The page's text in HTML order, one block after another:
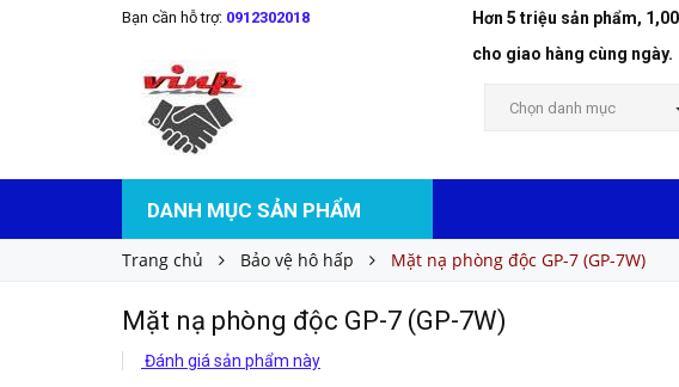
Bạn cần hỗ trợ: 0912302018
Hơn 5 triệu sản phẩm,
cho giao hàng cùng ngày.
Chọn danh mục
DANH MỤC SẢN PHẨM
Trang chủ Bảo vệ hô hấp Mặt nạ phòng độc GP-7 (GP-7W)
Mặt nạ phòng độc GP-7 (GP-7W)
Đánh giá sản phẩm này
Mặt nạ phòng độc GP-7 (GP-7W)